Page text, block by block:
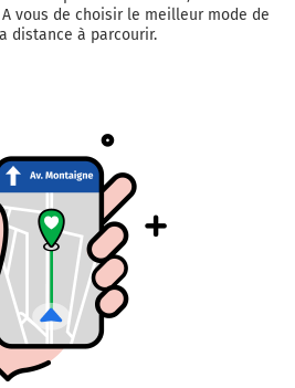
vous de choisir le meilleur mode de
distance à parcourir.